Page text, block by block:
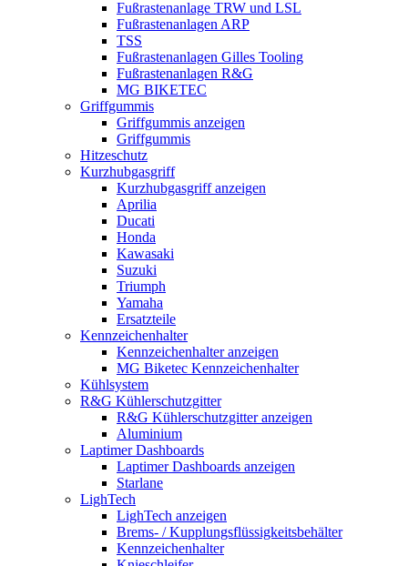
Fußrastenanlage TRW und LSL
Fußrastenanlagen ARP
TSS
Fußrastenanlagen Gilles Tooling
Fußrastenanlagen R&G
MG BIKETEC
Griffgummis
Griffgummis anzeigen
Griffgummis
Hitzeschutz
Kurzhubgasgriff
Kurzhubgasgriff anzeigen
Aprilia
Ducati
Honda
Kawasaki
Suzuki
Triumph
Yamaha
Ersatzteile
Kennzeichenhalter
Kennzeichenhalter anzeigen
MG Biketec Kennzeichenhalter
Kühlsystem
R&G Kühlerschutzgitter
R&G Kühlerschutzgitter anzeigen
Aluminium
Laptimer Dashboards
Laptimer Dashboards anzeigen
Starlane
LighTech
LighTech anzeigen
Brems- / Kupplungsflüssigkeitsbehälter
Kennzeichenhalter